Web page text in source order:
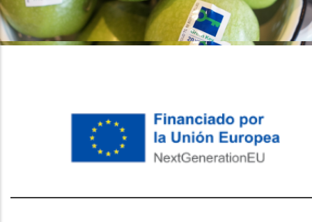
레딧 다운로드coloring pages printableinstagram reels